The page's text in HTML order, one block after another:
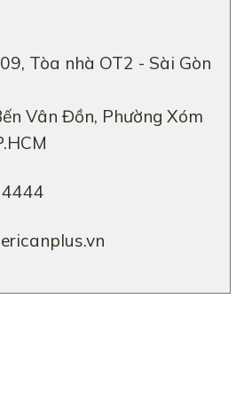
Tòa nhà OT2 - Sài Gòn
Vân Đồn, Phường Xóm